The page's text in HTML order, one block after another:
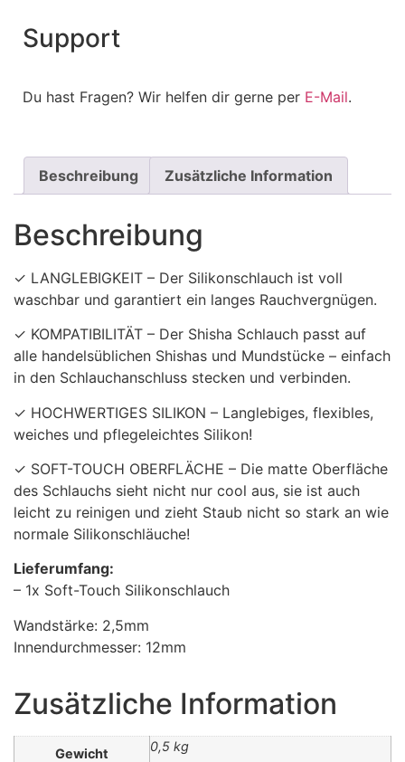
Support
Du hast Fragen? Wir helfen dir gerne per E-Mail.
Beschreibung Zusätzliche Information
Beschreibung
✓ LANGLEBIGKEIT – Der Silikonschlauch ist voll
waschbar und garantiert ein langes Rauchvergnügen.
✓ KOMPATIBILITÄT – Der Shisha Schlauch passt auf
alle handelsüblichen Shishas und Mundstücke – einfach
in den Schlauchanschluss stecken und verbinden.
✓ HOCHWERTIGES SILIKON – Langlebiges, flexibles,
weiches und pflegeleichtes Silikon!
✓ SOFT-TOUCH OBERFLÄCHE – Die matte Oberfläche
des Schlauchs sieht nicht nur cool aus, sie ist auch
leicht zu reinigen und zieht Staub nicht so stark an wie
normale Silikonschläuche!
Lieferumfang:
– 1x Soft-Touch Silikonschlauch
Wandstärke: 2,5mm
Innendurchmesser: 12mm
Zusätzliche Information
Gewicht 0,5 kg